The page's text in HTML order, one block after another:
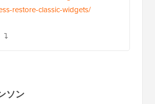
restore-classic-widgets/
ソン